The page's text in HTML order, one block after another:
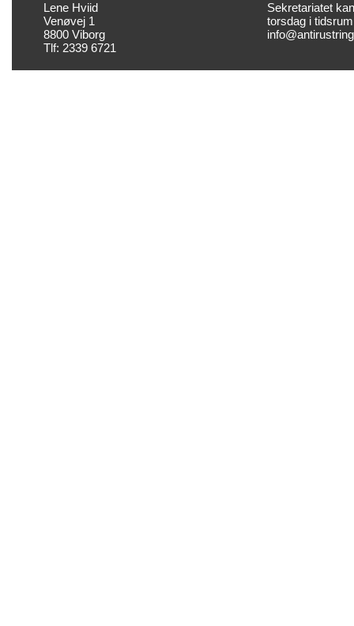
Lene Hviid
Venøvej 1
8800 Viborg
Tlf: 2339 6721
Sekretariatet
torsdag i